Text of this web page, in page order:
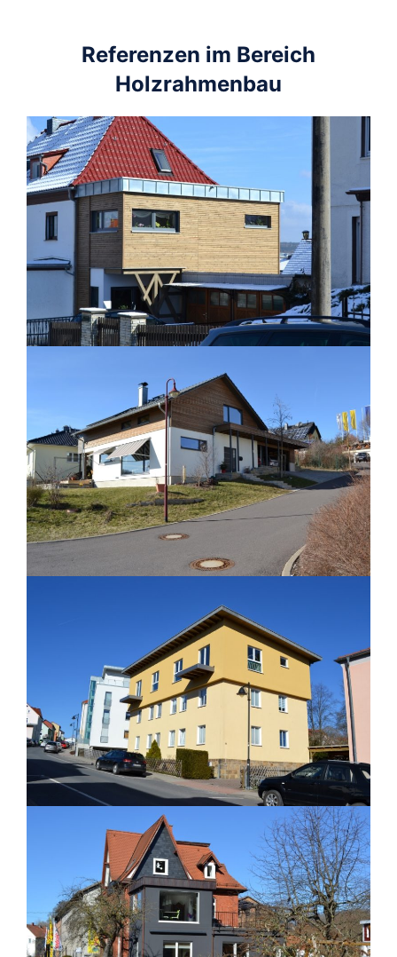
Referenzen im Bereich
Holzrahmenbau